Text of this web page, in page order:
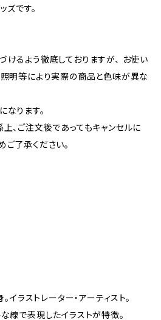
ズです。
るよう徹底しておりますが、 お使い
明等により実際の商品と色味が異な
ります。
、ご注文後であってもキャンセルに
了承ください。
イラストレーター・アーティスト。
線で表現したイラストが特徴。